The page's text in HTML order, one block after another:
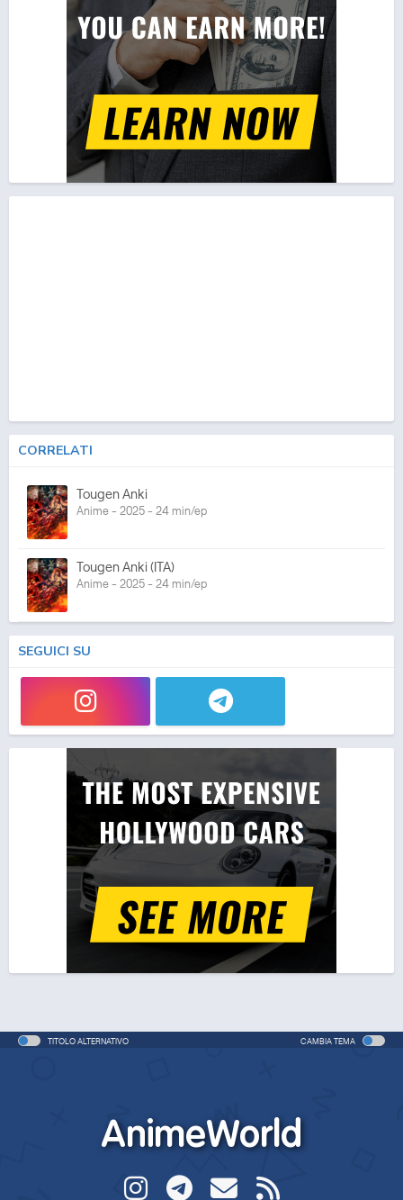
CORRELATI
Tougen Anki
Anime - 2025 - 24 min/ep
Tougen Anki (ITA)
Anime - 2025 - 24 min/ep
SEGUICI SU
TITOLO ALTERNATIVO CAMBIA TEMA
AnimeWorld